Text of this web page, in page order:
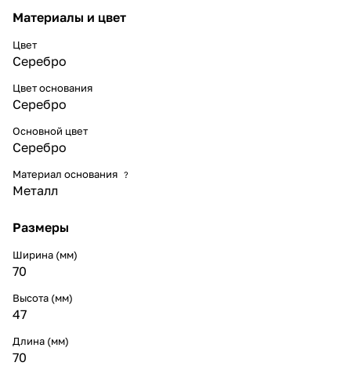
Материалы и цвет
Цвет
Серебро
Цвет основания
Серебро
Основной цвет
Серебро
Материал основания ?
Металл
Размеры
Ширина (мм)
70
Высота (мм)
47
Длина (мм)
70